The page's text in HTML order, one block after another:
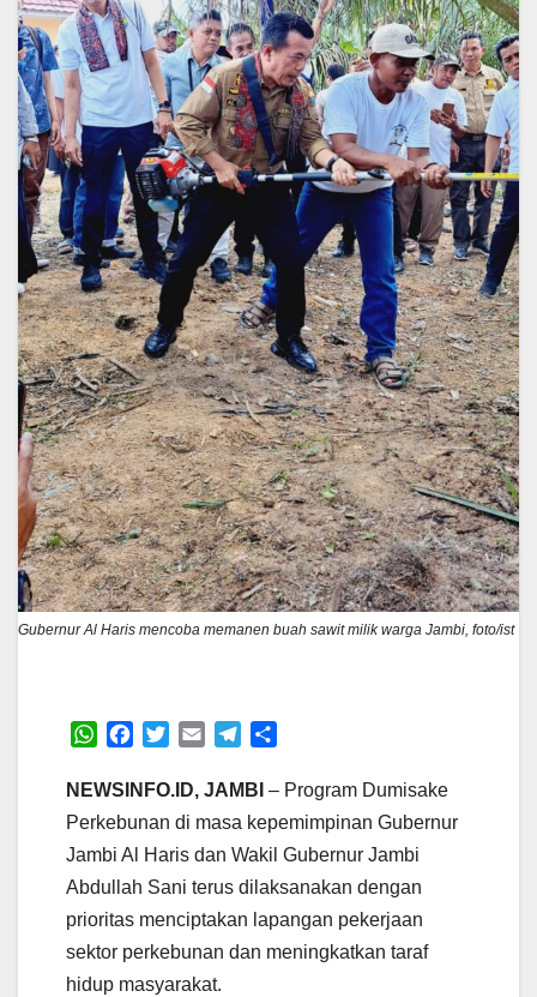
Gubernur Al Haris mencoba memanen buah sawit milik warga Jambi, foto/ist
W
a
t
A
p
p
c
o
o
k
i
e
r
a
l
e
r
a
m
a
NEWSINFO.ID, JAMBI – Program Dumisake
Perkebunan di masa kepemimpinan Gubernur
Jambi Al Haris dan Wakil Gubernur Jambi
Abdullah Sani terus dilaksanakan dengan
prioritas menciptakan lapangan pekerjaan
sektor perkebunan dan meningkatkan taraf
hidup masyarakat.